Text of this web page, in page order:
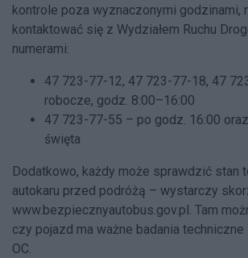
kontrole poza wyznaczonymi godzinami,
kontaktować się z Wydziałem Ruchu
numerami:
47 723-77-12, 47 723-77-18, 47
robocze, godz. 8:00–16:00
47 723-77-55 – po godz. 16:00
święta
Dodatkowo, każdy może sprawdzić stan
autokaru przed podróżą – wystarczy
www.bezpiecznyautobus.gov.pl . Tam
czy pojazd ma ważne badania
OC.